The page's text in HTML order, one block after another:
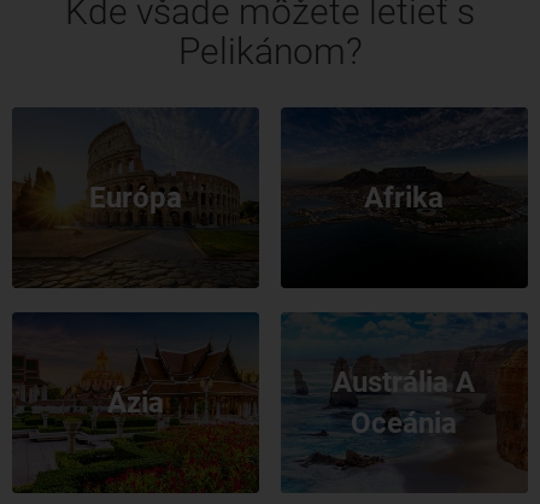
Kde všade môžete letieť s
Pelikánom?
Európa Afrika
Ázia
Austrália A
Oceánia